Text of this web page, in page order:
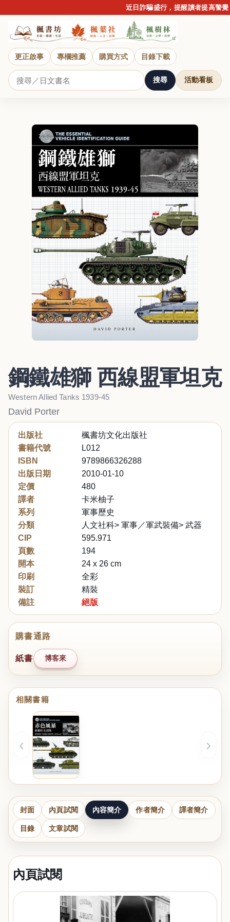
近日詐騙盛行，提醒讀者提高警覺
更正啟事 專欄推薦 購買方式 目錄下載
搜尋 活動看板
鋼鐵雄獅 西線盟軍坦克
Western Allied Tanks 1939-45
David Porter
出版社
楓書坊文化出版社
書籍代號
L012
ISBN
9789866326288
出版日期
2010-01-10
定價
480
譯者
卡米柚子
系列
軍事歷史
分類
人文社科> 軍事／軍武裝備> 武器
CIP
595.971
頁數
194
開本
24 x 26 cm
印刷
全彩
裝訂
精裝
備註
絕版
購書通路
紙書 博客來
相關書籍
‹ ›
封面 內頁試閱 內容簡介 作者簡介 譯者簡介
目錄 文章試閱
內頁試閱